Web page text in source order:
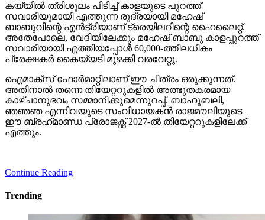
കയ്യില്‍ ത്രിശൂലം പിടിച്ച് കാളയുടെ പുറത്ത്
സവാരിയുമായി എത്തുന്ന രുദ്രയായി മഹേഷ്
ബാബുവിന്റെ എന്‍ട്രിയാണ് ട്രെയിലറിന്റെ ഹൈലൈറ്റ്.
അതേപോലെ, വേദിയിലേക്കും മഹേഷ് ബാബു കാളപ്പുറത്ത്
സവാരിയായി എത്തിയപ്പോള്‍ 60,000-ത്തിലധികം
പ്രേക്ഷകര്‍ കൈയ്യടി മുഴക്കി വരവേറ്റു.
ഐമാക്‌സ് ഫോര്‍മാറ്റിലാണ് ഈ ചിത്രം ഒരുക്കുന്നത്.
അതിനാല്‍ തന്നെ തിയേറ്ററുകളില്‍ അത്ഭുതകരമായ
കാഴ്ചാനുഭവം സമ്മാനിക്കുമെന്നുറപ്പ്. ബാഹുബലി,
ഞഞഞ എന്നിവയുടെ സംവിധായകന്‍ രാജമൗലിയുടെ
ഈ ബ്രഹ്‌മാണ്ഡ പ്രോജക്റ്റ് 2027-ല്‍ തിയേറ്ററുകളിലേക്ക്
എത്തും.
Continue Reading
Trending